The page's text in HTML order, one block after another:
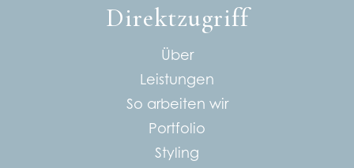
Direktzugriff
Über
Leistungen
So arbeiten wir
Portfolio
Styling